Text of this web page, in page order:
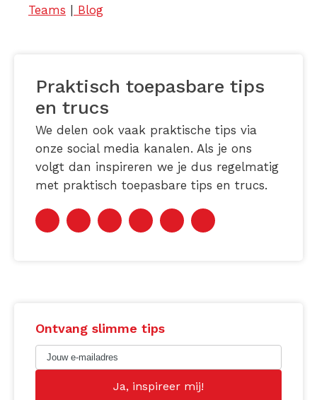
Teams
Blog
Praktisch toepasbare tips
en trucs
We delen ook vaak praktische tips via
onze social media kanalen. Als je ons
volgt dan inspireren we je dus regelmatig
met praktisch toepasbare tips en trucs.
Ontvang slimme tips